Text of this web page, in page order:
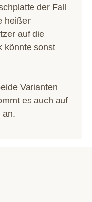
der Fall
heißen
auf die
könnte sonst
Varianten
es auch auf
an.